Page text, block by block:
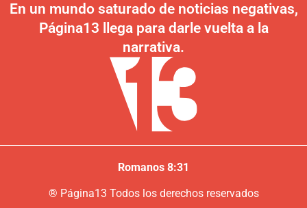
En un mundo saturado de noticias negativas,
Página13 llega para darle vuelta a la
narrativa.
Romanos 8:31
® Página13 Todos los derechos reservados